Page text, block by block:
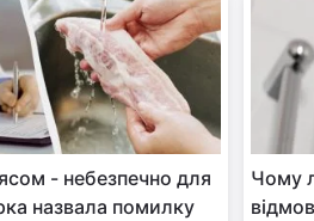
- небезпечно для
назвала помилку
Чому